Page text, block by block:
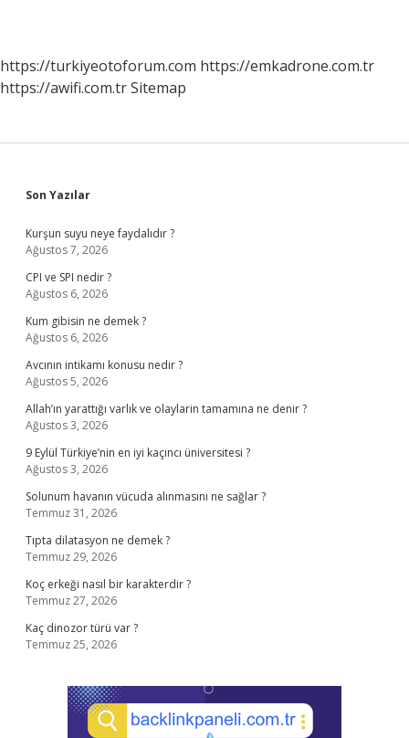
https://turkiyeotoforum.com https://emkadrone.com.tr
https://awifi.com.trSitemap
Sidebar
Son Yazılar
Kurşun suyu neye faydalıdır ?
Ağustos 7, 2026
CPI ve SPI nedir ?
Ağustos 6, 2026
Kum gibisin ne demek ?
Ağustos 6, 2026
Avcının intikamı konusu nedir ?
Ağustos 5, 2026
Allah’ın yarattığı varlık ve olaylarin tamamına ne denir ?
Ağustos 3, 2026
9 Eylül Türkiye’nin en iyi kaçıncı üniversitesi ?
Ağustos 3, 2026
Solunum havanın vücuda alınmasını ne sağlar ?
Temmuz 31, 2026
Tıpta dilatasyon ne demek ?
Temmuz 29, 2026
Koç erkeği nasıl bir karakterdir ?
Temmuz 27, 2026
Kaç dinozor türü var ?
Temmuz 25, 2026